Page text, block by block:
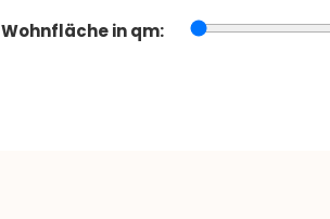
Wohnfläche in qm: